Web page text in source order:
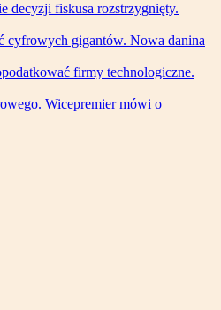
decyzji fiskusa rozstrzygnięty.
cyfrowych gigantów. Nowa danina
firmy technologiczne.
Wicepremier mówi o